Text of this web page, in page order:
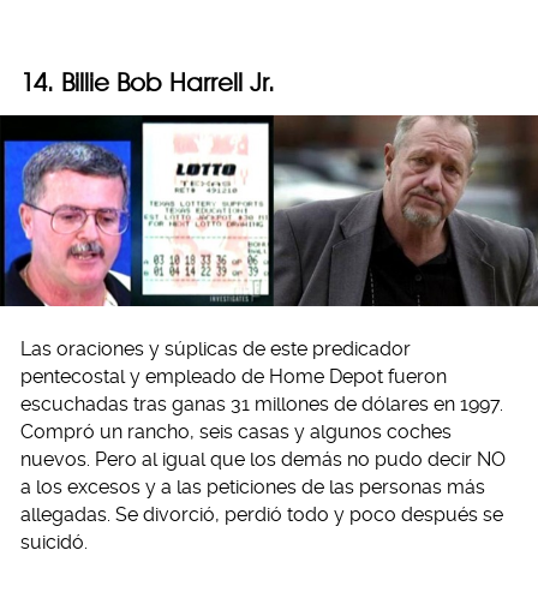
14. Billie Bob Harrell Jr.
Las oraciones y súplicas de este predicador
pentecostal y empleado de Home Depot fueron
escuchadas tras ganas 31 millones de dólares en 1997.
Compró un rancho, seis casas y algunos coches
nuevos. Pero al igual que los demás no pudo decir NO
a los excesos y a las peticiones de las personas más
allegadas. Se divorció, perdió todo y poco después se
suicidó.